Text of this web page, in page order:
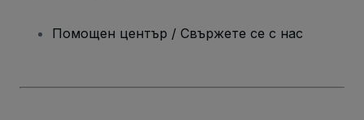
Помощен център / Свържете се с нас